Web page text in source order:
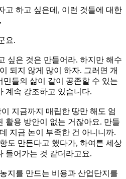
고 하고 싶은데, 이런 것들에 대한
요.
싶은 것은 만들어라. 하지만 해수
되지 않게 많이 하자. 그러면 개
들의 삶이 같이 공존할 수 있는
계속 강조하고 있습니다.
지금까지 매립한 땅만 해도 엄
활용 방안이 없는 거잖아요. 만들
지금 논이 부족한 건 아니니까.
도 만든다고 했다가, 하여튼 세상
들어가는 것 같더라고요.
지를 만드는 비용과 산업단지를